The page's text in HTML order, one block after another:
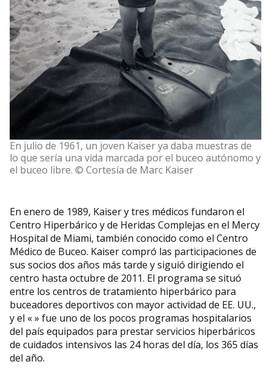
En julio de 1961, un joven Kaiser ya daba muestras de
lo que sería una vida marcada por el buceo autónomo y
el buceo libre. © Cortesía de Marc Kaiser
En enero de 1989, Kaiser y tres médicos fundaron el
Centro Hiperbárico y de Heridas Complejas en el Mercy
Hospital de Miami, también conocido como el Centro
Médico de Buceo. Kaiser compró las participaciones de
sus socios dos años más tarde y siguió dirigiendo el
centro hasta octubre de 2011. El programa se situó
entre los centros de tratamiento hiperbárico para
buceadores deportivos con mayor actividad de EE. UU.,
y el « » fue uno de los pocos programas hospitalarios
del país equipados para prestar servicios hiperbáricos
de cuidados intensivos las 24 horas del día, los 365 días
del año.